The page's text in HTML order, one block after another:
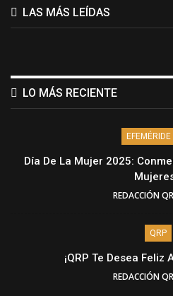
LAS MÁS LEÍDAS
LO MÁS RECIENTE
EFEMÉRIDE
Día De La Mujer 2025:
REDACCIÓN
QRP
¡QRP Te Desea Feliz
REDACCIÓN